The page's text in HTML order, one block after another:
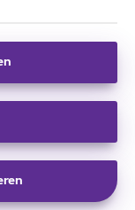
conform het